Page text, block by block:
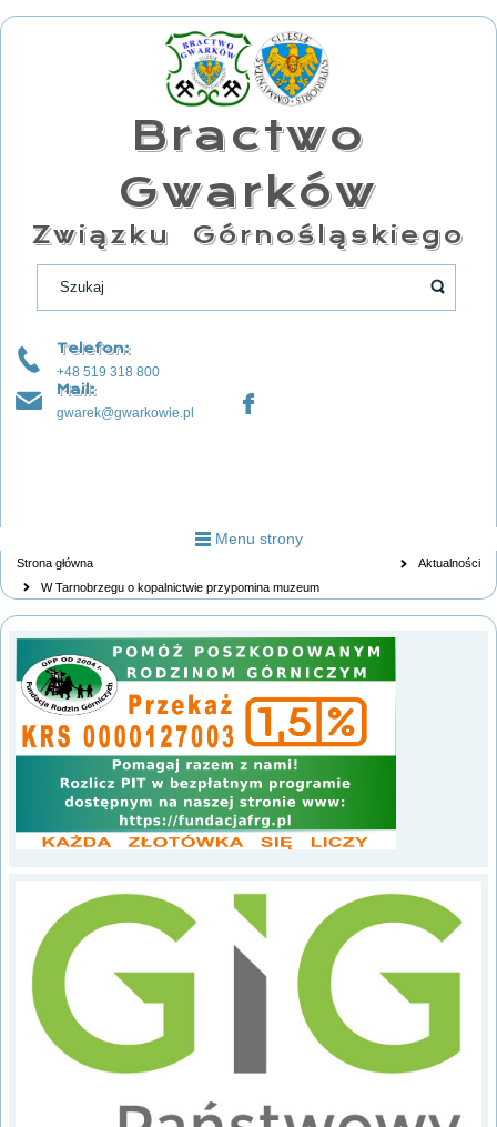
Bractwo
Gwarków
Związku Górnośląskiego
Telefon:
+48 519 318 800
Mail:
gwarek@gwarkowie.pl
Menu strony
Strona główna
Aktualności
W Tarnobrzegu o kopalnictwie przypomina muzeum